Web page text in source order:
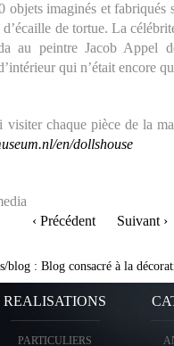
objets imaginés et fabriqués
de tortue. La
au peintre Jacob Appel
qui n’était encore
visiter chaque pièce de la
en/dollshouse
‹ Précédent
Suivant ›
blog :Blog consacré à la
REALISATIONS
PARTICULIERS